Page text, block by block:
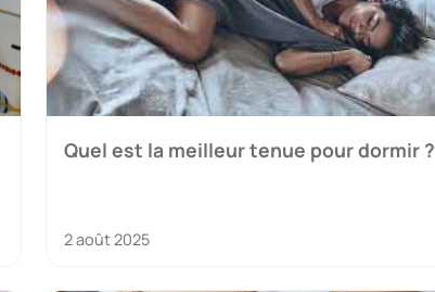
Quel est la meilleur tenue pour dormir ?
2 août 2025